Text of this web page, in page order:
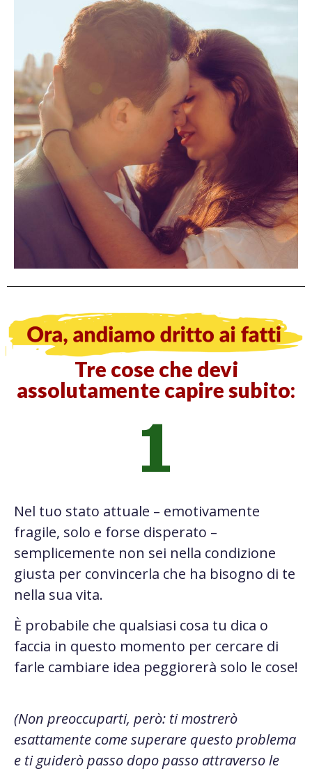
Tre cose che devi
assolutamente capire subito:
1
Nel tuo stato attuale – emotivamente
fragile, solo e forse disperato –
semplicemente non sei nella condizione
giusta per convincerla che ha bisogno di te
nella sua vita.
È probabile che qualsiasi cosa tu dica o
faccia in questo momento per cercare di
farle cambiare idea peggiorerà solo le cose!
(Non preoccuparti, però: ti mostrerò
esattamente come superare questo problema
e ti guiderò passo dopo passo attraverso le